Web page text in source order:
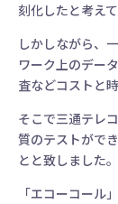
刻化したと考えて
しかしながら、
ワーク上のデー
査などコストと
そこで三通テレ
質のテストがで
とと致しました。
「エコーコール